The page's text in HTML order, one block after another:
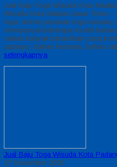
Jual Baju Toga Wisuda Kota
Wisuda Kota Madiun Jawa Timur
toga. terima pesanan toga wisuda,
mempunyai beberapa model
sekian banyak bahan/kain yang
satunya : bahan bestway, bahan
selengkapnya
Jual Baju Toga Wisuda Kota
27 Desember 2020